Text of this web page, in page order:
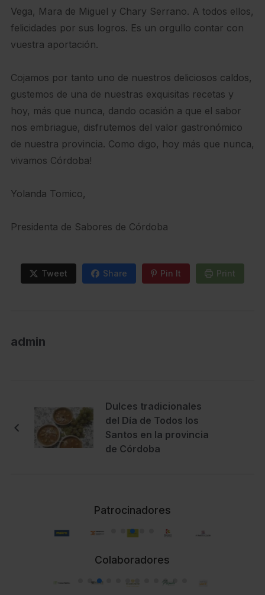
Vega, Mara de Miguel y Chary Serrano. A todos ellos,
felicidades por sus logros. Es un orgullo contar con
vuestra aportación.
Cojamos por tanto uno de nuestros deliciosos caldos,
gustemos de una de nuestras exquisitas recetas y
hoy, más que nunca, dando ocasión a que el sabor
nos embriague, disfrutemos del valor gastronómico
de nuestra provincia. Como digo, hoy más que nunca,
vivamos Córdoba!
Yolanda Tomico,
Presidenta de Sabores de Córdoba
Tweet Share Pin It Print
admin
Dulces tradicionales
del Día de Todos los
Santos en la provincia
de Córdoba
Patrocinadores
Colaboradores